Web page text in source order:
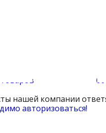
нашей компании
авторизоваться!